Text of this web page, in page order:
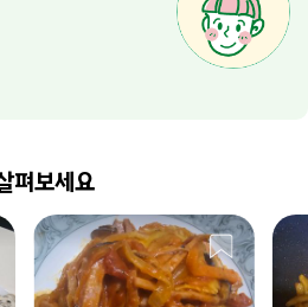
펴보세요